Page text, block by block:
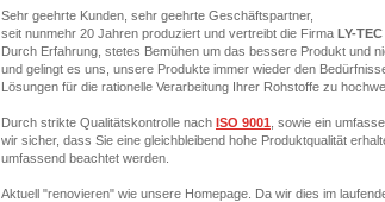
Sehr geehrte Kunden, sehr geehrte Geschäftspartner,
seit nunmehr 20 Jahren produziert und vertreibt die Firma LY-TEC
Durch Erfahrung, stetes Bemühen um das bessere Produkt und
und gelingt es uns, unsere Produkte immer wieder den
Lösungen für die rationelle Verarbeitung Ihrer Rohstoffe zu
Durch strikte Qualitätskontrolle nach ISO 9001 , sowie ein
wir sicher, dass Sie eine gleichbleibend hohe Produktqualität
umfassend beachtet werden.
Aktuell "renovieren" wie unsere Homepage. Da wir dies im